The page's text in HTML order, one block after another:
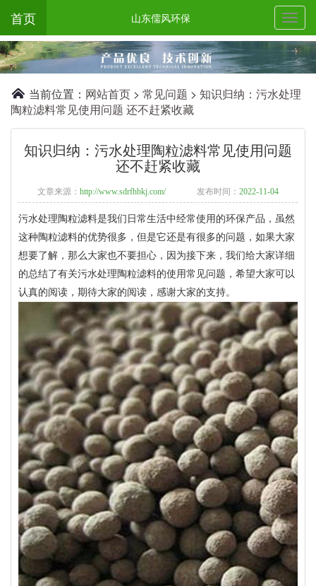
首页 山东儒风环保
当前位置： 网站首页 > 常见问题 > 知识归纳：污水处理
陶粒滤料常见使用问题 还不赶紧收藏
知识归纳：污水处理陶粒滤料常见使用问题
还不赶紧收藏
文章来源： http://www.sdrfhbkj.com/ 发布时间： 2022-11-04
污水处理陶粒滤料是我们日常生活中经常使用的环保产品，虽然
这种陶粒滤料的优势很多，但是它还是有很多的问题，如果大家
想要了解，那么大家也不要担心，因为接下来，我们给大家详细
的总结了有关污水处理陶粒滤料的使用常见问题，希望大家可以
认真的阅读，期待大家的阅读，感谢大家的支持。